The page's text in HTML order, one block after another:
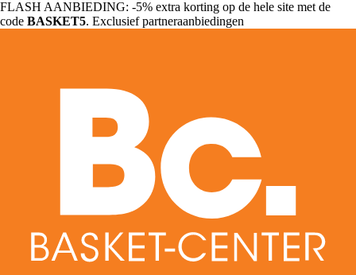
FLASH AANBIEDING: -5% extra korting op de hele site met de
code BASKET5. Exclusief partneraanbiedingen